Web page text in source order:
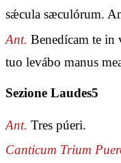
sǽcula sæculórum.
Ant. Benedícam te in
tuo levábo manus
Sezione Laudes5
Ant. Tres púeri.
Canticum Trium